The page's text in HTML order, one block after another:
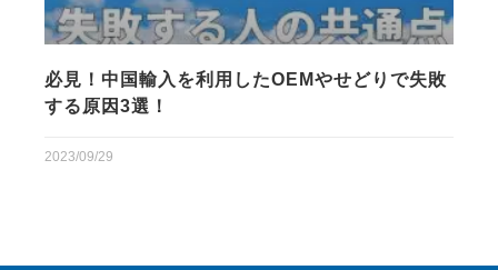
必見！中国輸入を利用したOEMやせどりで失敗
する原因3選！
2023/09/29